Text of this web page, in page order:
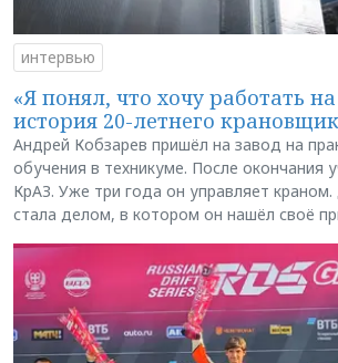
интервью
«Я понял, что хочу работать
история 20-летнего
Андрей Кобзарев пришёл на завод на
обучения в техникуме. После окончания
КрАЗ. Уже три года он управляет
стала делом, в котором он нашёл своё